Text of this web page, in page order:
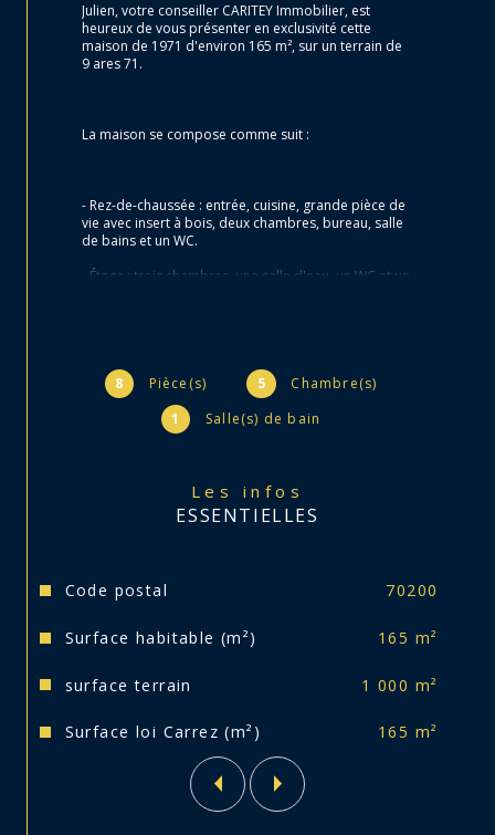
8 Pièce(s) 5
Chambre(s)
1
Salle(s) de bain
Les infos
ESSENTIELLES
Caractéristiques Valeurs
Code postal 70200
Surface habitable (m²) 165 m²
surface terrain 1 000 m²
Surface loi Carrez (m²) 165 m²
Julien, votre conseiller CARITEY Immobilier, est
heureux de vous présenter en exclusivité cette
maison de 1971 d'environ 165 m², sur un terrain de
9 ares 71.
La maison se compose comme suit :
- Rez-de-chaussée : entrée, cuisine, grande pièce de
vie avec insert à bois, deux chambres, bureau, salle
de bains et un WC.
- Étage : trois chambres, une salle d'eau, un WC et un
Informations complémentaires :
- Taxe foncière : 2 300 euros.
- Travaux à prévoir : électricité à remettre aux
Je reste à votre entière disposition pour toute
information complémentaire ou pour organiser une